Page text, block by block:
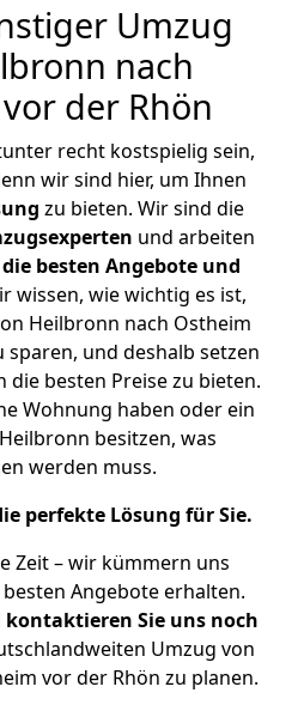
Umzug
nach
der Rhön
recht kostspielig sein,
wir sind hier, um Ihnen
zu bieten. Wir sind die
und arbeiten
die besten Angebote und
wissen, wie wichtig es ist,
Heilbronn nach Ostheim
sparen, und deshalb setzen
die besten Preise zu bieten.
Wohnung haben oder ein
besitzen, was
werden muss.
perfekte Lösung für Sie.
Zeit – wir kümmern uns
Angebote erhalten.
kontaktieren Sie uns noch
Umzug von
vor der Rhön zu planen.